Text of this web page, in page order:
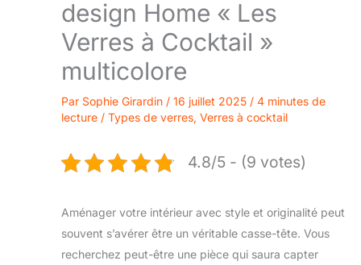
design Home « Les
Verres à Cocktail »
multicolore
Par Sophie Girardin / 16 juillet 2025 / 4 minutes de
lecture / Types de verres, Verres à cocktail
4.8/5 - (9 votes)
Aménager votre intérieur avec style et originalité peut
souvent s’avérer être un véritable casse-tête. Vous
recherchez peut-être une pièce qui saura capter